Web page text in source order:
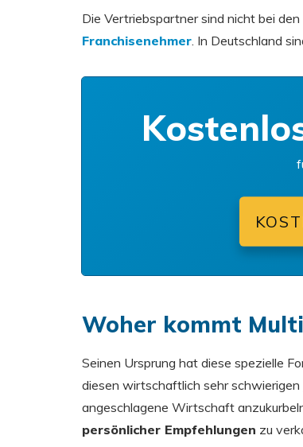
Die Vertriebspartner sind nicht bei
Franchisenehmer. In Deutschland
Woher kommt
Seinen Ursprung hat diese spezielle
diesen wirtschaftlich sehr
angeschlagene Wirtschaft
persönlicher Empfehlungen zu